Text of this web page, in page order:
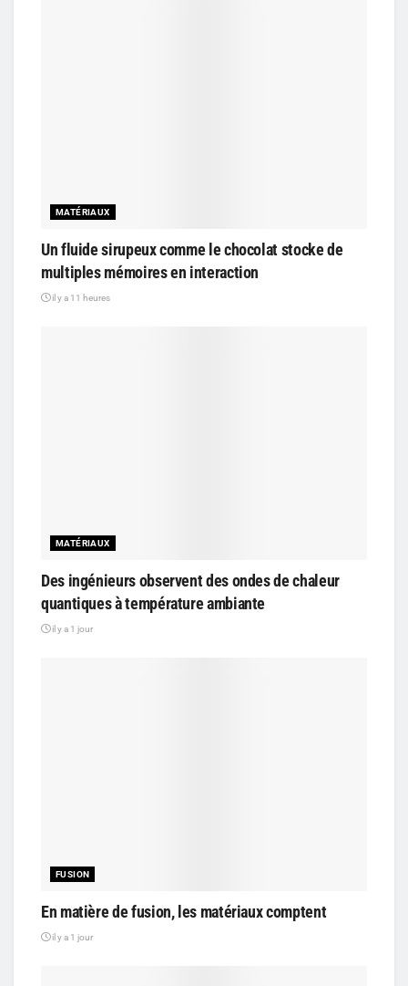
MATÉRIAUX
Un fluide sirupeux comme le chocolat stocke de
multiples mémoires en interaction
il y a 11 heures
MATÉRIAUX
Des ingénieurs observent des ondes de chaleur
quantiques à température ambiante
il y a 1 jour
FUSION
En matière de fusion, les matériaux comptent
il y a 1 jour